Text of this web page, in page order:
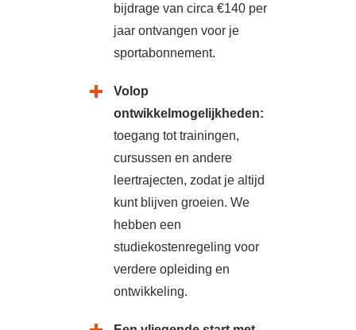
bijdrage van circa €140 per
jaar ontvangen voor je
sportabonnement.
Volop
ontwikkelmogelijkheden:
toegang tot trainingen,
cursussen en andere
leertrajecten, zodat je altijd
kunt blijven groeien. We
hebben een
studiekostenregeling voor
verdere opleiding en
ontwikkeling.